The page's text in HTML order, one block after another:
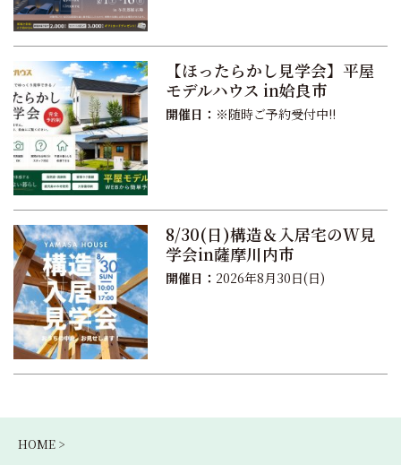
【ほったらかし見学会】平屋
モデルハウス in姶良市
開催日： ※随時ご予約受付中!!
8/30(日)構造＆入居宅のW見
学会in薩摩川内市
開催日： 2026年8月30日(日)
HOME >